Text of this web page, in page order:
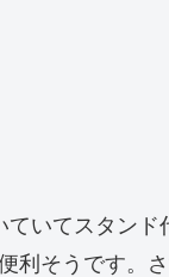
いてスタン
利そうです。